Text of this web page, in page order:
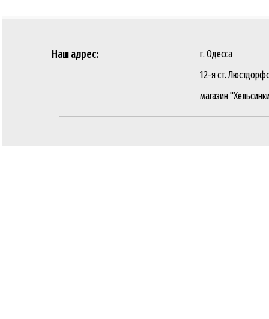
Наш адрес:
г. Одесса
12-я ст.
магазин